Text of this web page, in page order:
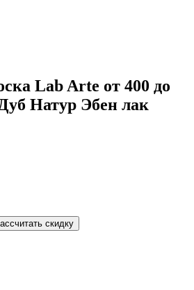
Lab Arte от 400 до
Натур Эбен лак
скидку